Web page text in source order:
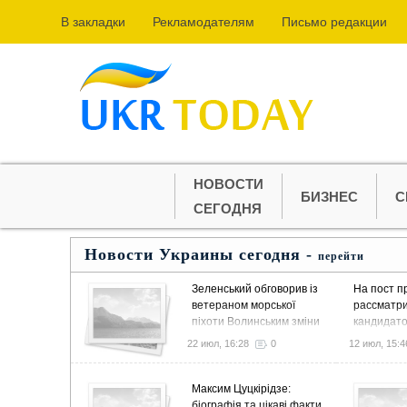
В закладки Рекламодателям Письмо редакции
НОВОСТИ
СЕГОДНЯ
БИЗНЕС
Новости Украины сегодня -перейти
Зеленський обговорив із
ветераном морської
піхоти Волинським зміни
для ефективної
22 июл, 16:28 0
Максим Цуцкірідзе:
На пост
12 июл,